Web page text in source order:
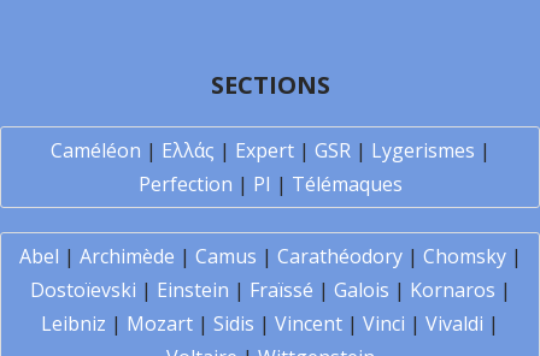
SECTIONS
Caméléon | Ελλάς | Expert| GSR| Lygerismes |
Perfection | PI | Télémaques
Abel | Archimède | Camus | Carathéodory| Chomsky|
Dostoïevski | Einstein | Fraïssé | Galois | Kornaros |
Leibniz | Mozart | Sidis | Vincent | Vinci | Vivaldi |